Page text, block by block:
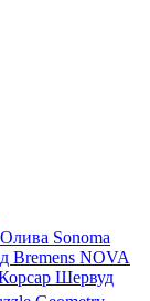
Олива Sonoma
Bremens NOVA
Шервуд